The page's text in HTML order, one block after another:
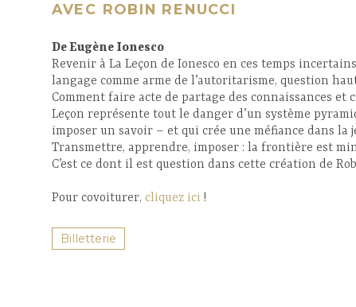
AVEC ROBIN RENUCCI
De Eugène Ionesco
Revenir à La Leçon de Ionesco en ces temps
langage comme arme de l’autoritarisme, question
Comment faire acte de partage des connaissances et
Leçon représente tout le danger d’un système
imposer un savoir – et qui crée une méfiance dans la
Transmettre, apprendre, imposer : la frontière est
C’est ce dont il est question dans cette création de
Pour covoiturer, cliquez ici !
Billetterie